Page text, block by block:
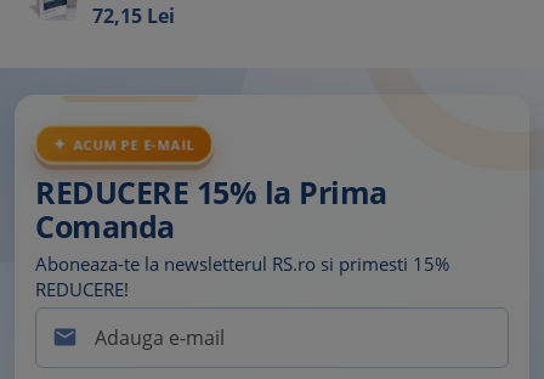
72,15 Lei
ACUM PE E-MAIL
REDUCERE 15% la Prima
Comanda
Aboneaza-te la newsletterul RS.ro si primesti 15%
REDUCERE!
